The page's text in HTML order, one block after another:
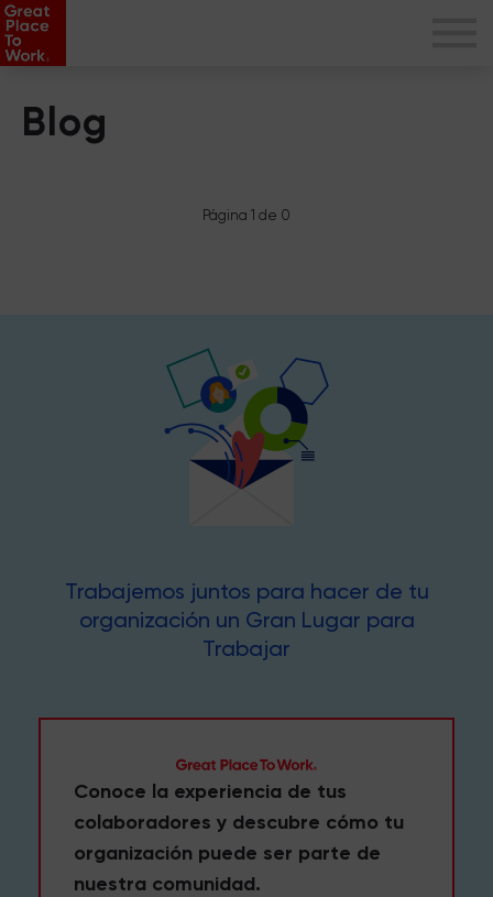
Blog
Página 1 de 0
Trabajemos juntos para hacer de tu
organización un Gran Lugar para
Trabajar
Conoce la experiencia de tus
colaboradores y descubre cómo tu
organización puede ser parte de
nuestra comunidad.